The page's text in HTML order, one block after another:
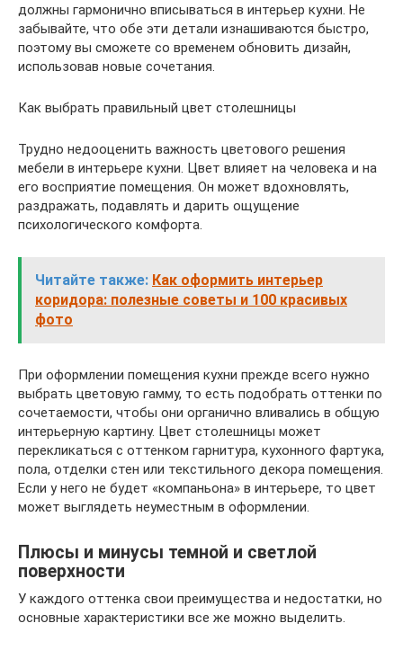
должны гармонично вписываться в интерьер кухни. Не
забывайте, что обе эти детали изнашиваются быстро,
поэтому вы сможете со временем обновить дизайн,
использовав новые сочетания.
Как выбрать правильный цвет столешницы
Трудно недооценить важность цветового решения
мебели в интерьере кухни. Цвет влияет на человека и на
его восприятие помещения. Он может вдохновлять,
раздражать, подавлять и дарить ощущение
психологического комфорта.
Читайте также: Как оформить интерьер
коридора: полезные советы и 100 красивых
фото
При оформлении помещения кухни прежде всего нужно
выбрать цветовую гамму, то есть подобрать оттенки по
сочетаемости, чтобы они органично вливались в общую
интерьерную картину. Цвет столешницы может
перекликаться с оттенком гарнитура, кухонного фартука,
пола, отделки стен или текстильного декора помещения.
Если у него не будет «компаньона» в интерьере, то цвет
может выглядеть неуместным в оформлении.
Плюсы и минусы темной и светлой
поверхности
У каждого оттенка свои преимущества и недостатки, но
основные характеристики все же можно выделить.